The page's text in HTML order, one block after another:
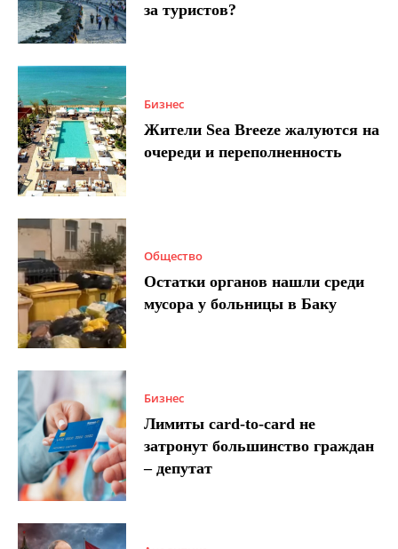
за туристов?
Бизнес
Жители Sea Breeze жалуются на
очереди и переполненность
Общество
Остатки органов нашли среди
мусора у больницы в Баку
Бизнес
Лимиты card-to-card не
затронут большинство граждан
– депутат